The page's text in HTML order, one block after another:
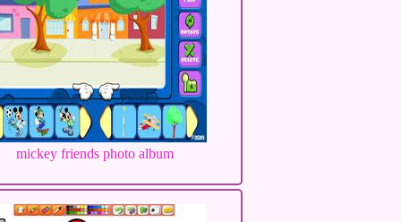
mickey friends photo album